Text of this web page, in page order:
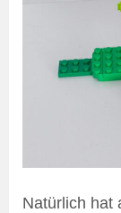
Natürlich hat